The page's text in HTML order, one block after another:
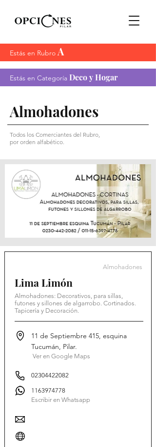
Almohadones
Todos los Comerciantes del Rubro,
por orden alfabético.
Estás en Rubro A
Estás en Categoría Deco y Hogar
Almohadones
Lima Limón
Almohadones: Decorativos, para sillas,
futones y sillones de algarrobo. Cortinados.
Tapicería y Decoración.
11 de Septiembre 415, esquina
Tucumán, Pilar.
Ver en Google Maps
02304422082
1163974778
Escribir en Whatsapp